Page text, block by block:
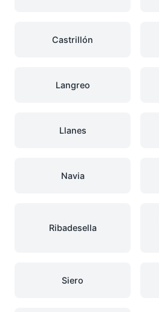
Castrillón
Langreo
Llanes
Navia
Ribadesella
Siero